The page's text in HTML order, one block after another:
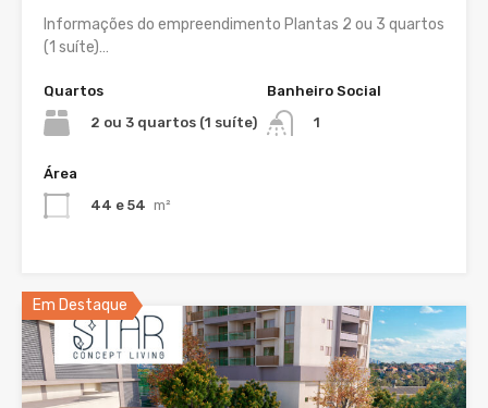
Informações do empreendimento Plantas 2 ou 3 quartos
(1 suíte)…
Quartos
2 ou 3 quartos (1 suíte)
Banheiro Social
1
Área
44 e 54 m²
Em Destaque